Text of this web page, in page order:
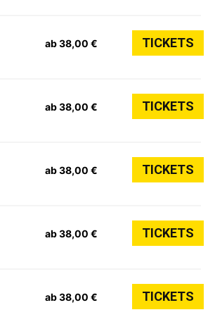
ab 38,00 € TICKETS
ab 38,00 € TICKETS
ab 38,00 € TICKETS
ab 38,00 € TICKETS
ab 38,00 € TICKETS